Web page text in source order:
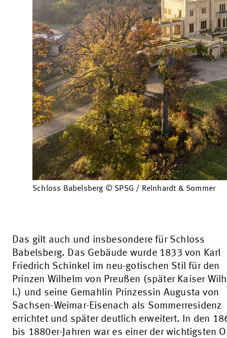
Schloss Babelsberg © SPSG / Reinhardt & Sommer
Das gilt auch und insbesondere für Schloss
Babelsberg. Das Gebäude wurde 1833 von Karl
Friedrich Schinkel im neu-gotischen Stil für den
Prinzen Wilhelm von Preußen (später Kaiser
I.) und seine Gemahlin Prinzessin Augusta von
Sachsen-Weimar-Eisenach als Sommerresidenz
errichtet und später deutlich erweitert. In den
bis 1880er-Jahren war es einer der wichtigsten